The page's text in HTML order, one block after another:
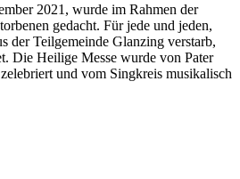
2021, wurde im Rahmen der
gedacht. Für jede und jeden,
der Teilgemeinde Glanzing verstarb,
Die Heilige Messe wurde von Pater
und vom Singkreis musikalisch